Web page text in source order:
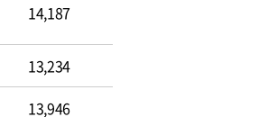
14,187
13,234
13,946